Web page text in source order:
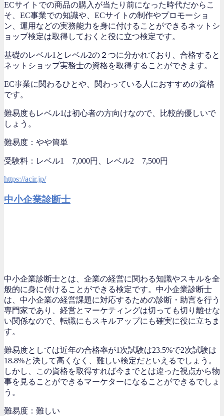
ECサイトでの商品の購入が当たり前になった時代だからこ
そ、EC事業での知識や、ECサイトの制作やプロモーショ
ン、運用などの実務能力を身に付けることができるネットシ
ョップ検定は取得しておくと役に立つ検定です。
基礎のレベル1とレベル2の２つに分かれており、合格すると
ネットショップ実務士の資格を取得することができます。
EC事業に関わるひとや、関わっている人におすすめの資格
です。
難易度もレベル1は初心者の方向けなので、比較的優しいで
しょう。
難易度：やや簡単
受験料：レベル1 7,000円、レベル2 7,500円
https://acir.jp/
中小企業診断士
中小企業診断士とは、企業の経営に関わる知識やスキルを全
般的に身に付けることができる検定です。中小企業診断士
は、中小企業の経営課題に対応するための診断・助言を行う
専門家であり、経営とマーケティングは切っても切り離せな
い関係なので、転職にもスキルアップにも確実に役に立ちま
す。
難易度としては近年の合格率が1次試験は23.5%で2次試験は
18.8%と決して高くなく、難しい検定だといえるでしょう。
しかし、この資格を取得すれば今までとは違った視点から物
事を見ることができるマーケターになることができるでしょ
う。
難易度：難しい